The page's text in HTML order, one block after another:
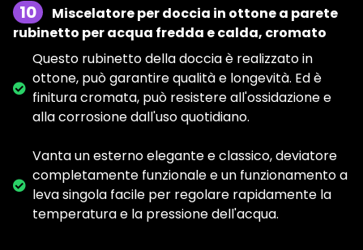
10
Miscelatore per doccia in ottone a parete
rubinetto per acqua fredda e calda, cromato
Questo rubinetto della doccia è realizzato in
ottone, può garantire qualità e longevità. Ed è
finitura cromata, può resistere all'ossidazione e
alla corrosione dall'uso quotidiano.
Vanta un esterno elegante e classico, deviatore
completamente funzionale e un funzionamento a
leva singola facile per regolare rapidamente la
temperatura e la pressione dell'acqua.